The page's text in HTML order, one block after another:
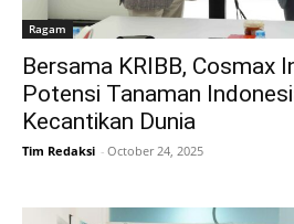
Ragam
Bersama KRIBB, Cosmax
Potensi Tanaman
Kecantikan Dunia
Tim Redaksi - October 24, 2025